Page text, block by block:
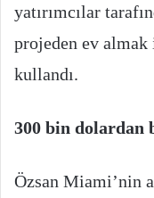
yatırımcılar
projeden ev
kullandı.
300 bin dolardan
Özsan Miami’nin